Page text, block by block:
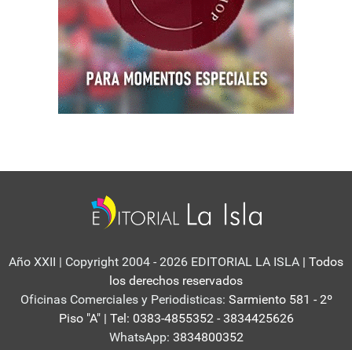
Año XXII | Copyright 2004 - 2026 EDITORIAL LA ISLA | Todos
los derechos reservados
Oficinas Comerciales y Periodisticas: Sarmiento 581 - 2º
Piso "A" | Tel: 0383-4855352 - 3834425626
WhatsApp: 3834800352